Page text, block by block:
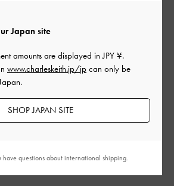
ズ以外） |
とてもよかった
通
Japan site
amounts are displayed inJPY ¥.
www.charleskeith.jp/jp can only be
SHOP JAPAN SITE
questions about international shipping.